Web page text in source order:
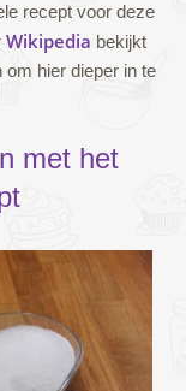
recept voor deze
Wikipedia bekijkt
hier dieper in te
met het